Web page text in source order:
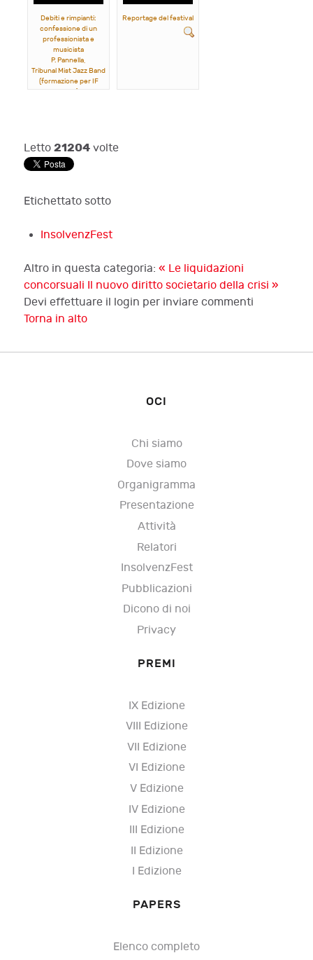
Debiti e rimpianti:
confessione di un
professionista e
musicista
P. Pannella,
Tribunal Mist Jazz Band
(formazione per IF
Reportage del festival
Letto 21204 volte
Etichettato sotto
InsolvenzFest
Altro in questa categoria: « Le liquidazioni
concorsuali Il nuovo diritto societario della crisi »
Devi effettuare il login per inviare commenti
Torna in alto
OCI
Chi siamo
Dove siamo
Organigramma
Presentazione
Attività
Relatori
InsolvenzFest
Pubblicazioni
Dicono di noi
Privacy
PREMI
IX Edizione
VIII Edizione
VII Edizione
VI Edizione
V Edizione
IV Edizione
III Edizione
II Edizione
I Edizione
PAPERS
Elenco completo